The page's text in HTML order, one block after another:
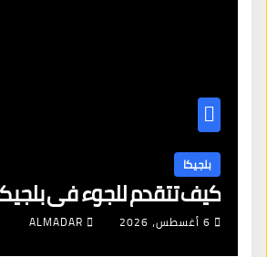
بلجيكا
كيف تتقدم للجوء في
6 أغسطس، 2026 ALMADAR